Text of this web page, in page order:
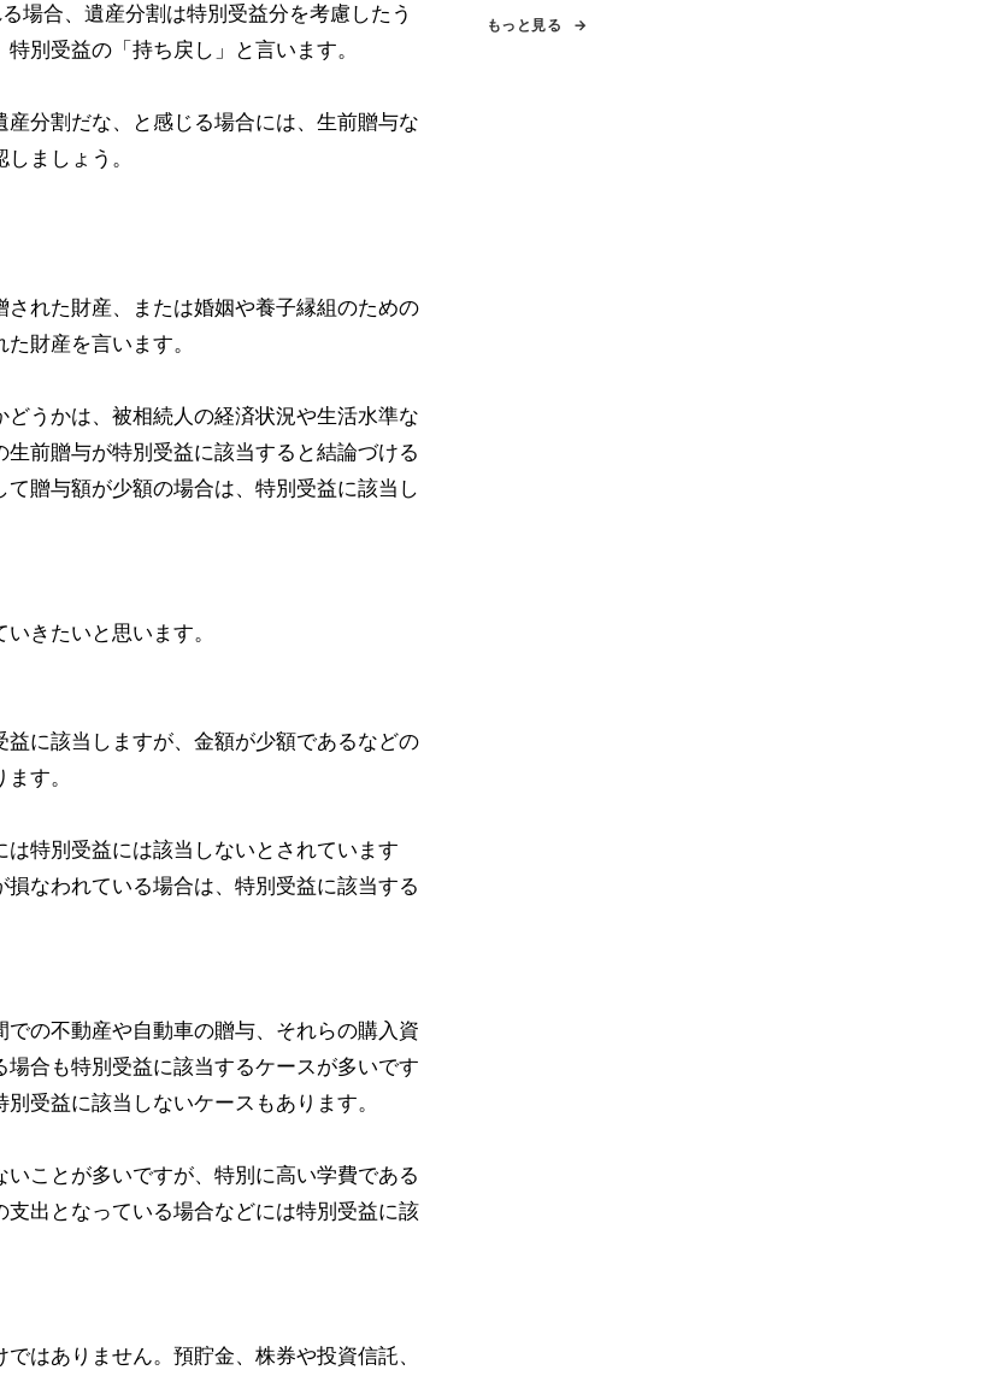
場合、遺産分割は特別受益分を考慮したう
別受益の「持ち戻し」と言います。
分割だな、と感じる場合には、生前贈与な
ましょう。
れた財産、または婚姻や養子縁組のための
財産を言います。
うかは、被相続人の経済状況や生活水準な
前贈与が特別受益に該当すると結論づける
贈与額が少額の場合は、特別受益に該当し
きたいと思います。
に該当しますが、金額が少額であるなどの
す。
特別受益には該当しないとされています
なわれている場合は、特別受益に該当する
の不動産や自動車の贈与、それらの購入資
合も特別受益に該当するケースが多いです
受益に該当しないケースもあります。
ことが多いですが、特別に高い学費である
出となっている場合などには特別受益に該
はありません。預貯金、株券や投資信託、
もっと見る